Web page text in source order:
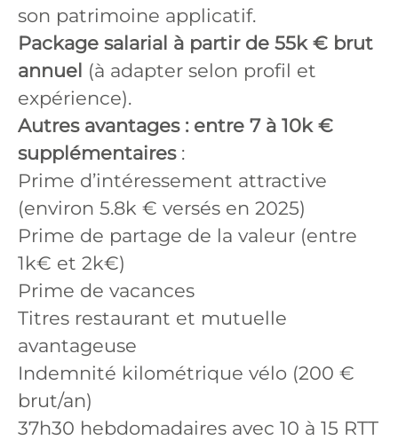
son patrimoine applicatif.
Package salarial à partir de 55k € brut
annuel (à adapter selon profil et
expérience).
Autres avantages : entre 7 à 10k €
supplémentaires:
Prime d’intéressement attractive
(environ 5.8k € versés en 2025)
Prime de partage de la valeur (entre
1k€ et 2k€)
Prime de vacances
Titres restaurant et mutuelle
avantageuse
Indemnité kilométrique vélo (200 €
brut/an)
37h30 hebdomadaires avec 10 à 15 RTT